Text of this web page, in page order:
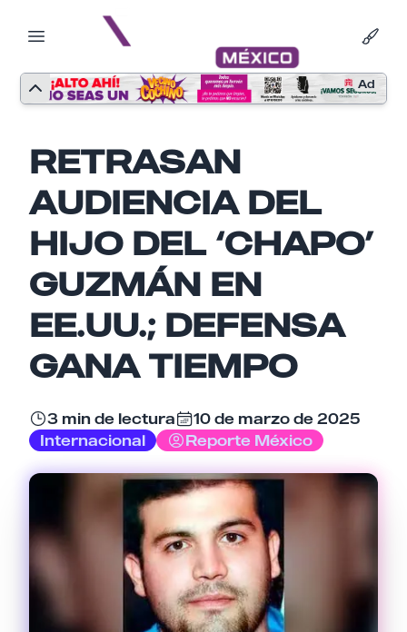
Ad
RETRASAN
AUDIENCIA DEL
HIJO DEL ‘CHAPO’
GUZMÁN EN
EE.UU.; DEFENSA
GANA TIEMPO
3 min de lectura
10 de marzo de 2025
Internacional
Reporte México
Tu comentario